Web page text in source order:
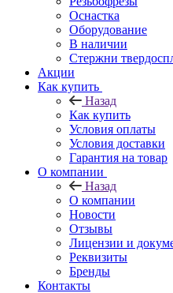
Оснастка
Оборудование
В наличии
Стержни
Акции
Как купить
Назад
Как купить
Условия оплаты
Условия доставки
Гарантия на товар
О компании
Назад
О компании
Новости
Отзывы
Лицензии и
Реквизиты
Бренды
Контакты